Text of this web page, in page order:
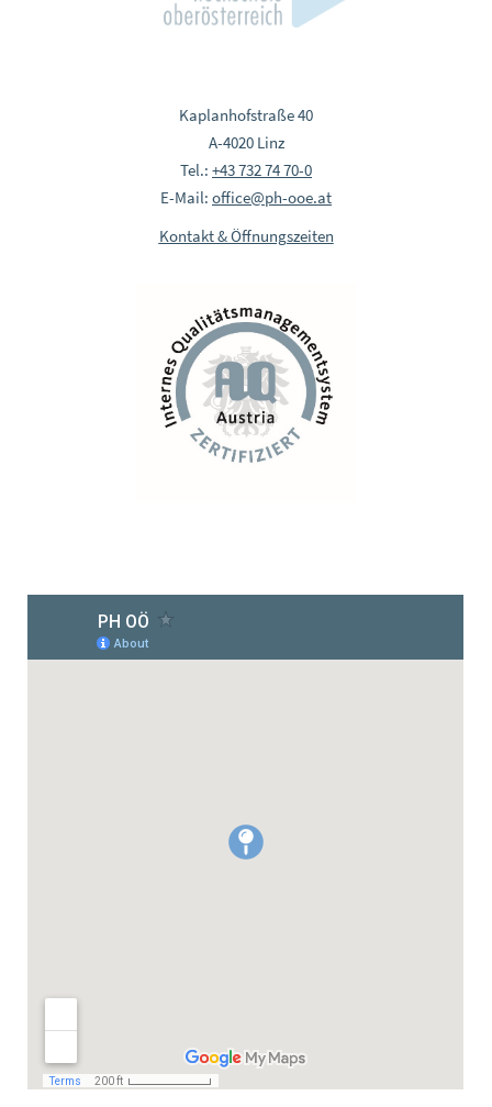
Kaplanhofstraße 40
A-4020 Linz
Tel.: +43 732 74 70-0
E-Mail: office@ph-ooe.at
Kontakt & Öffnungszeiten